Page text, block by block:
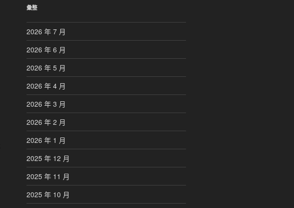
彙整
2026 年 7 月
2026 年 6 月
2026 年 5 月
2026 年 4 月
2026 年 3 月
2026 年 2 月
2026 年 1 月
2025 年 12 月
2025 年 11 月
2025 年 10 月